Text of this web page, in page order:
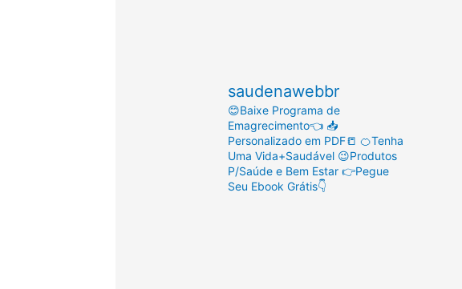
saudenawebbr
😊Baixe Programa de
Emagrecimento👈 📥
Personalizado em PDF📒 🍊Tenha
Uma Vida+Saudável 😉Produtos
P/Saúde e Bem Estar 👉Pegue
Seu Ebook Grátis👇